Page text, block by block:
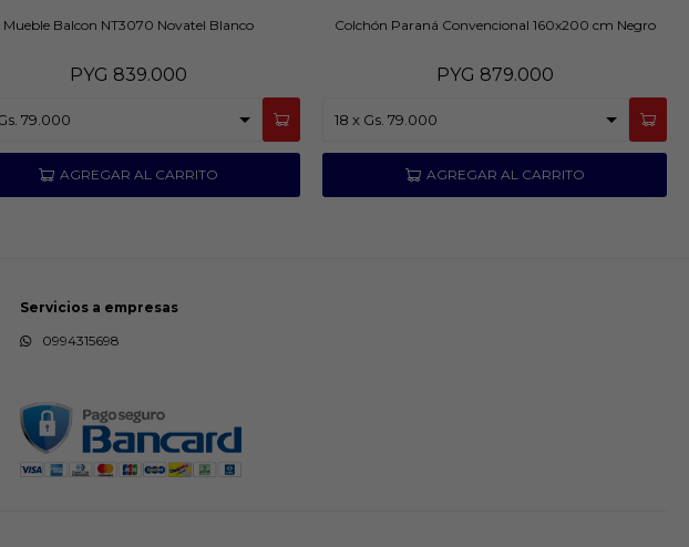
Mueble Balcon NT3070 Novatel Blanco
PYG 839.000
Colchón Paraná Convencional 160x200 cm Negro
PYG 879.000
Servicios a empresas
0994315698